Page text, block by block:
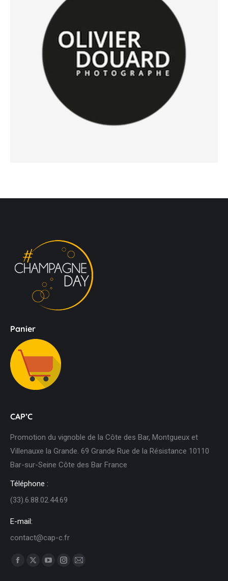
Panier
CAP’C
Promotion du vignoble de la Côte des Bar, Montgueux et
Villenauxe la Grande. 69 Grande Rue de la Résistance 10110
Bar-sur-Seine Côte des Bar France
Téléphone :
(33).6.88.02.44.69
E-mail:
contact@cap-c.fr
Trouvez nous sur :
Facebook
X
YouTubeInstagram
Mail